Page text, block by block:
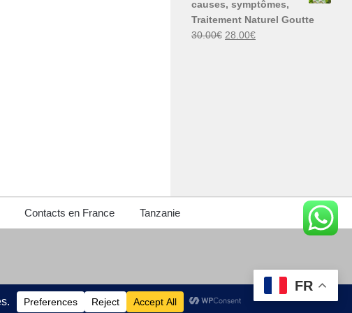
30.00€.
causes, symptômes,
Traitement Naturel Goutte
30.00€ Le
28.00€Le
Contacts en France Tanzanie
FR